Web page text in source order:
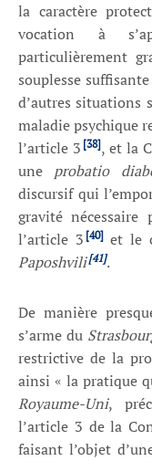
la caractère
vocation à
particulièrement
souplesse
d’autres situations
maladie psychique
l’article 3 [38], et la
une probatio
discursif qui
gravité
l’article 3 [40]et le
Paposhvili [41].
De manière
s’arme du
restrictive de la
ainsi « la pratique
Royaume-Uni,
l’article 3 de la
faisant l’objet